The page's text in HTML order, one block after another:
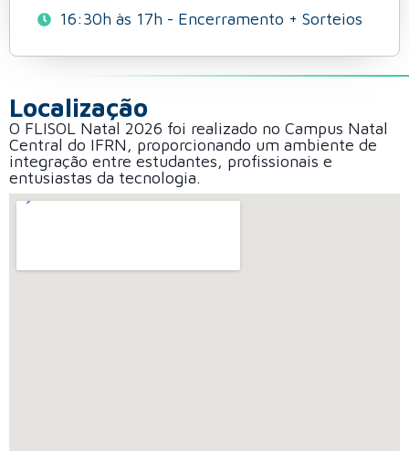
16:30h às 17h - Encerramento + Sorteios
Localização
O FLISOL Natal 2026 foi realizado no Campus Natal
Central do IFRN, proporcionando um ambiente de
integração entre estudantes, profissionais e
entusiastas da tecnologia.